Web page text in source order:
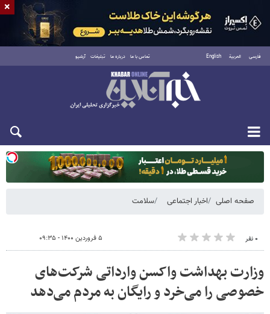
فارسی العربية English تماس با ما درباره ما تبلیغات آرشیو
یکشنبه ۱۸ مرداد ۱۴۰۵
صفحه اصلی اخبار اجتماعی سلامت
۰ نفر ۵ فروردین ۱۴۰۰ - ۰۹:۳۵
وزارت بهداشت واکسن وارداتی شرکت‌های
خصوصی را می‌خرد و رایگان به مردم می‌دهد
×